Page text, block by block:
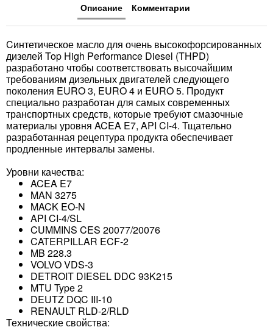
Описание Комментарии
Cинтетическое масло для очень высокофорсированных
дизелей Top High Performance Diesel (THPD)
разработано чтобы соответствовать высочайшим
требованиям дизельных двигателей следующего
поколения EURO 3, EURO 4 и EURO 5. Продукт
специально разработан для самых современных
транспортных средств, которые требуют смазочные
материалы уровня ACEA E7, API CI-4. Тщательно
разработанная рецептура продукта обеспечивает
продленные интервалы замены.
Уровни качества:
ACEA E7
MAN 3275
MACK EO-N
API CI-4/SL
CUMMINS CES 20077/20076
CATERPILLAR ECF-2
MB 228.3
VOLVO VDS-3
DETROIT DIESEL DDC 93K215
MTU Type 2
DEUTZ DQC III-10
RENAULT RLD-2/RLD
Технические свойства: